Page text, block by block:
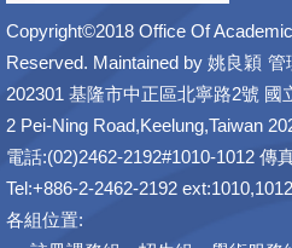
Copyright©2018 Office Of
Reserved. Maintained by 姚良穎 管
202301 基隆市中正區北寧路2號
2 Pei-Ning Road,Keelung,Taiwan
電話:(02)2462-2192#1010-1012 傳
Tel:+886-2-2462-2192
各組位置: